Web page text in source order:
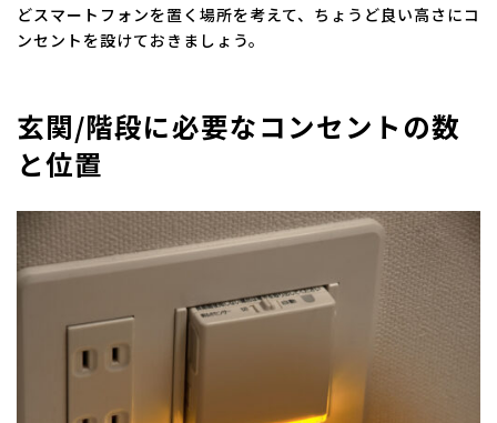
どスマートフォンを置く場所を考えて、ちょうど良い高さにコ
ンセントを設けておきましょう。
玄関/階段に必要なコンセントの数
と位置